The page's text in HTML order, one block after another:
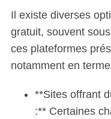
Il existe diverses
gratuit, souvent
ces plateformes
notamment en
**Sites offrant
:** Certaines